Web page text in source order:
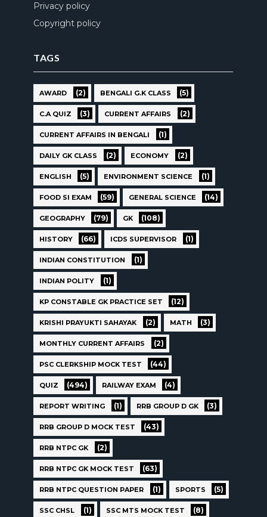
Privacy policy
Copyright policy
TAGS
AWARD (2) BENGALI G.K CLASS (5)
C.A QUIZ (3) CURRENT AFFAIRS (2)
CURRENT AFFAIRS IN BENGALI (1)
DAILY GK CLASS (2) ECONOMY (2)
ENGLISH (5) ENVIRONMENT SCIENCE (1)
FOOD SI EXAM (59) GENERAL SCIENCE (14)
GEOGRAPHY (79) GK (108)
HISTORY (66) ICDS SUPERVISOR (1)
INDIAN CONSTITUTION (1)
INDIAN POLITY (1)
KP CONSTABLE GK PRACTICE SET (12)
KRISHI PRAYUKTI SAHAYAK (2) MATH (3)
MONTHLY CURRENT AFFAIRS (2)
PSC CLERKSHIP MOCK TEST (44)
QUIZ (494) RAILWAY EXAM (4)
REPORT WRITING (1) RRB GROUP D GK (3)
RRB GROUP D MOCK TEST (43)
RRB NTPC GK (2)
RRB NTPC GK MOCK TEST (63)
RRB NTPC QUESTION PAPER (1) SPORTS (5)
SSC CHSL (1) SSC MTS MOCK TEST (8)